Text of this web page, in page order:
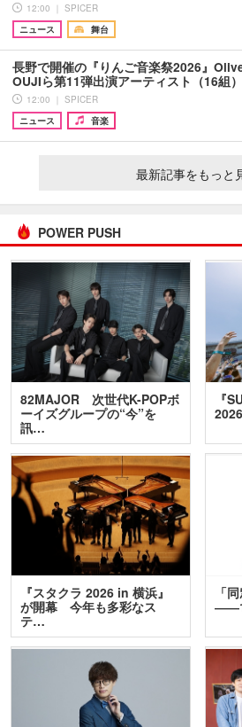
12:00 ｜ SPICER
ニュース
舞台
長野で開催の『りんご音楽祭2026』
OUJIら第11弾出演アーティスト（16組
12:00 ｜ SPICER
ニュース
音楽
最新記事をもっと
POWER PUSH
82MAJOR 次世代K-POPボ
ーイズグループの“今”を
訊…
『
『スタクラ 2026 in 横浜』
が開幕 今年も多彩なス
テ…
「